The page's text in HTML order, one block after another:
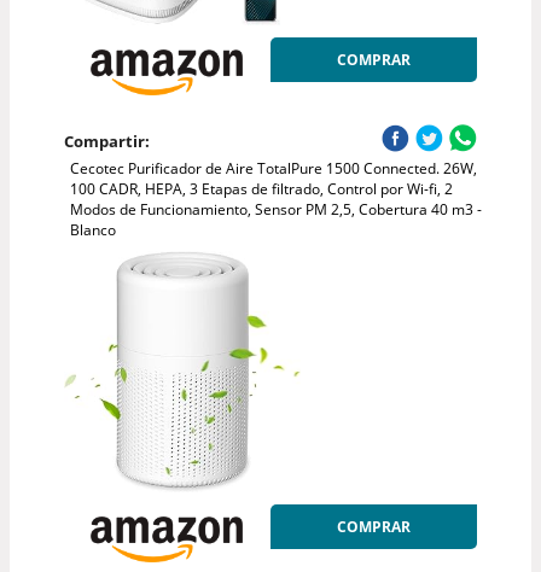
COMPRAR
Compartir:
Cecotec Purificador de Aire TotalPure 1500 Connected. 26W,
100 CADR, HEPA, 3 Etapas de filtrado, Control por Wi-fi, 2
Modos de Funcionamiento, Sensor PM 2,5, Cobertura 40 m3 -
Blanco
COMPRAR